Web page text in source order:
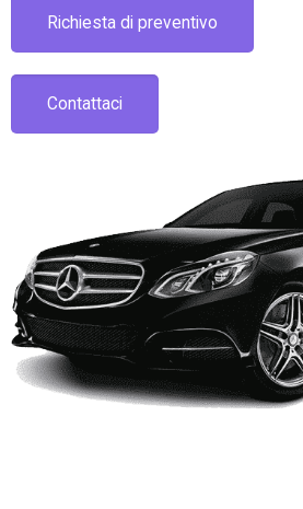
Richiesta di preventivo
Contattaci